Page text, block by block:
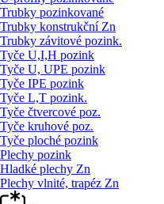
Trubky pozinkované
Trubky konstrukční Zn
Trubky závitové pozink.
Tyče U,I,H pozink
Tyče U, UPE pozink
Tyče IPE pozink
Tyče L,T pozink.
Tyče čtvercové poz.
Tyče kruhové poz.
Tyče ploché pozink
Plechy pozink
Hladké plechy Zn
Plechy vlnité, trapéz Zn